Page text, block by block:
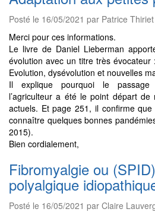
Posté le 16/05/2021 par Patrice Thiriet
Merci pour ces informations.
Le livre de Daniel Lieberman
évolution avec un titre très
Evolution, dysévolution et nouvelles
Il explique pourquoi le passage
l’agriculteur a été le point départ
actuels. Et page 251, il confirme
connaître quelques bonnes
2015).
Bien cordialement,
Fibromyalgie ou
polyalgique
Posté le 16/05/2021 par Claire